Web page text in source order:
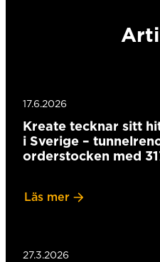
17.6.2026
Kreate tecknar sitt
i Sverige –
orderstocken med
Läs mer
27.3.2026